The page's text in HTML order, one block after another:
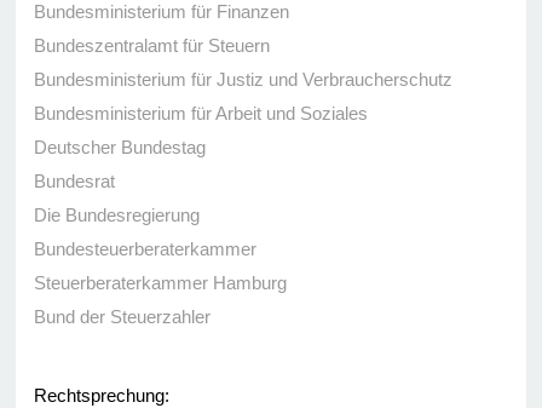
Bundesministerium für Finanzen
Bundeszentralamt für Steuern
Bundesministerium für Justiz und Verbraucherschutz
Bundesministerium für Arbeit und Soziales
Deutscher Bundestag
Bundesrat
Die Bundesregierung
Bundesteuerberaterkammer
Steuerberaterkammer Hamburg
Bund der Steuerzahler
Rechtsprechung: